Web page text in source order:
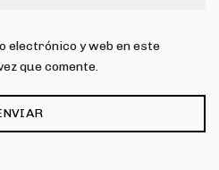
electrónico y web en este
que comente.